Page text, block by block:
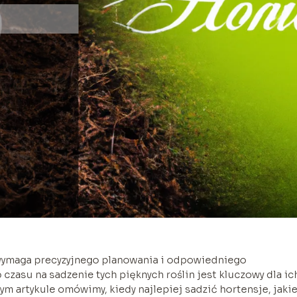
precyzyjnego planowania i odpowiedniego
na sadzenie tych pięknych roślin jest kluczowy dla
artykule omówimy, kiedy najlepiej sadzić hortensje,